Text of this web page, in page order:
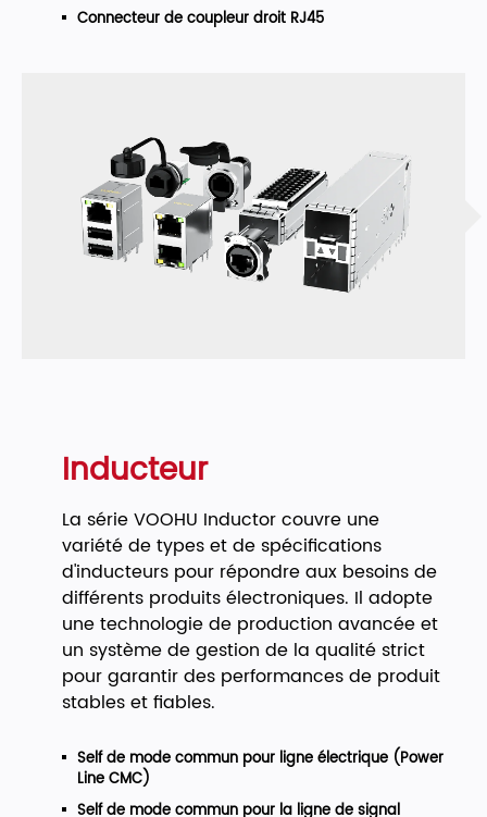
Connecteur de coupleur droit RJ45
Inducteur
La série VOOHU Inductor couvre une
variété de types et de spécifications
d'inducteurs pour répondre aux besoins de
différents produits électroniques. Il adopte
une technologie de production avancée et
un système de gestion de la qualité strict
pour garantir des performances de produit
stables et fiables.
Self de mode commun pour ligne électrique (Power
Line CMC)
Self de mode commun pour la ligne de signal